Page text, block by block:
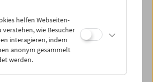
helfen Webseiten-
verstehen, wie Besucher
interagieren, indem
anonym gesammelt
werden.